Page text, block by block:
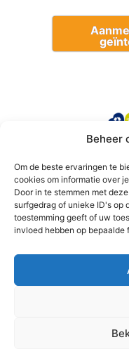
Beheer
Om de beste ervaringen te
cookies om informatie over
Door in te stemmen met
surfgedrag of unieke ID's op
toestemming geeft of uw
invloed hebben op